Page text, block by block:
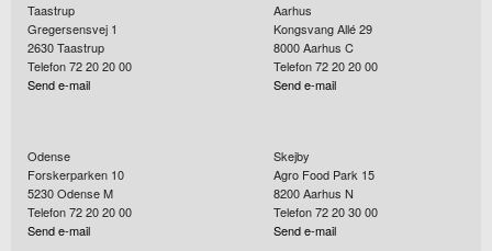
Taastrup
Gregersensvej 1
2630Taastrup
Telefon 72 20 20 00
Send e-mail
Aarhus
Kongsvang Allé 29
8000Aarhus C
Telefon 72 20 20 00
Send e-mail
Odense
Forskerparken 10
5230Odense M
Telefon 72 20 20 00
Send e-mail
Skejby
Agro Food Park 15
8200Aarhus N
Telefon 72 20 30 00
Send e-mail